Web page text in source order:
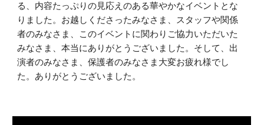
る、内容たっぷりの見応えのある華やかなイベントとな
りました。お越しくださったみなさま、スタッフや関係
者のみなさま、このイベントに関わりご協力いただいた
みなさま、本当にありがとうございました。そして、出
演者のみなさま、保護者のみなさま大変お疲れ様でし
た。ありがとうございました。